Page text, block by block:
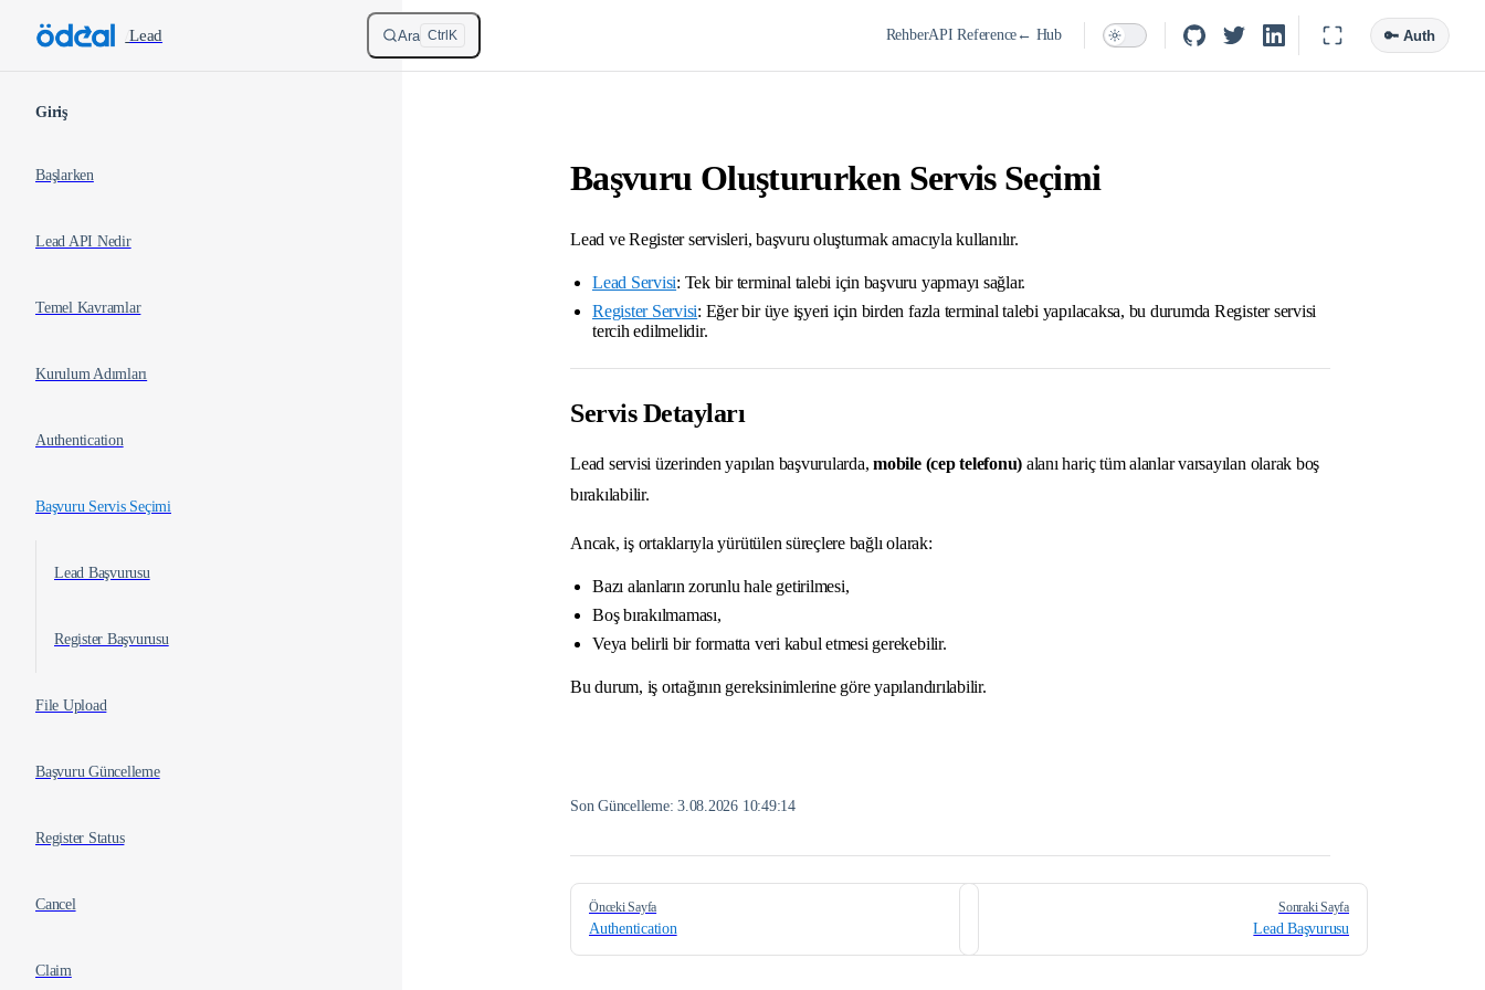
Skip to content /Lead RehberAPI Reference ← Hub
Ara Ctrl K 🔑 Auth
Giriş
Başlarken
Lead API Nedir
Temel Kavramlar
Kurulum Adımları
Authentication
Başvuru Servis Seçimi
Lead Başvurusu
Register Başvurusu
File Upload
Başvuru Güncelleme
Register Status
Cancel
Claim
Başvuru Oluştururken Servis Seçimi
Lead ve Register servisleri, başvuru oluşturmak amacıyla kullanılır.
Lead Servisi: Tek bir terminal talebi için başvuru yapmayı sağlar.
Register Servisi: Eğer bir üye işyeri için birden fazla terminal talebi yapılacaksa, bu durumda Register servisi
tercih edilmelidir.
Servis Detayları
Lead servisi üzerinden yapılan başvurularda,mobile (cep telefonu) alanı hariç tüm alanlar varsayılan olarak boş
bırakılabilir.
Ancak, iş ortaklarıyla yürütülen süreçlere bağlı olarak:
Bazı alanların zorunlu hale getirilmesi,
Boş bırakılmaması,
Veya belirli bir formatta veri kabul etmesi gerekebilir.
Bu durum, iş ortağının gereksinimlerine göre yapılandırılabilir.
Son Güncelleme:3.08.2026 10:49:14
Pager
Önceki Sayfa
Authentication
Sonraki Sayfa
Lead Başvurusu